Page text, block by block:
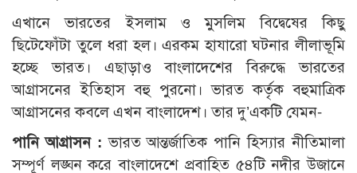
এখানে ভারতের ইসলাম ও মুসলিম বিদ্বেষের কিছু
ছিটেফোঁটা তুলে ধরা হল। এরকম হাযারো ঘটনার লীলাভূমি
হচ্ছে ভারত। এছাড়াও বাংলাদেশের বিরুদ্ধে ভারতের
আগ্রাসনের ইতিহাস বহু পুরনো। ভারত কর্তৃক বহুমাত্রিক
আগ্রাসনের কবলে এখন বাংলাদেশ। তার দু’একটি যেমন-
পানি আগ্রাসন : ভারত আন্তর্জাতিক পানি হিস্যার নীতিমালা
সম্পূর্ণ লঙ্ঘন করে বাংলাদেশে প্রবাহিত ৫৪টি নদীর উজানে